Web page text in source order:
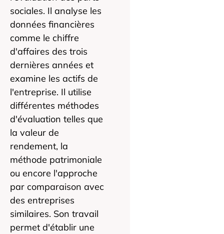
sociales. Il analyse les
données financières
comme le chiffre
d'affaires des trois
dernières années et
examine les actifs de
l'entreprise. Il utilise
différentes méthodes
d'évaluation telles que
la valeur de
rendement, la
méthode patrimoniale
ou encore l'approche
par comparaison avec
des entreprises
similaires. Son travail
permet d'établir une